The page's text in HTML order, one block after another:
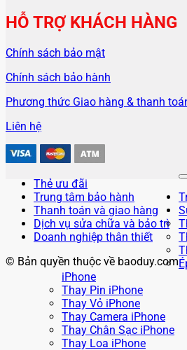
HỖ TRỢ KHÁCH HÀNG
Chính sách bảo mật
Chính sách bảo hành
Phương thức Giao hàng & thanh
Liên hệ
Thẻ ưu đãi
Trung tâm bảo hành
Thanh toán và giao hàng
Dịch vụ sửa chữa và bảo trì
Doanh nghiệp thân thiết
© Bản quyền thuộc về baoduy.com
iPhone
Thay Pin iPhone
Thay Vỏ iPhone
Thay Camera iPhone
Thay Chân Sạc iPhone
Thay Loa iPhone